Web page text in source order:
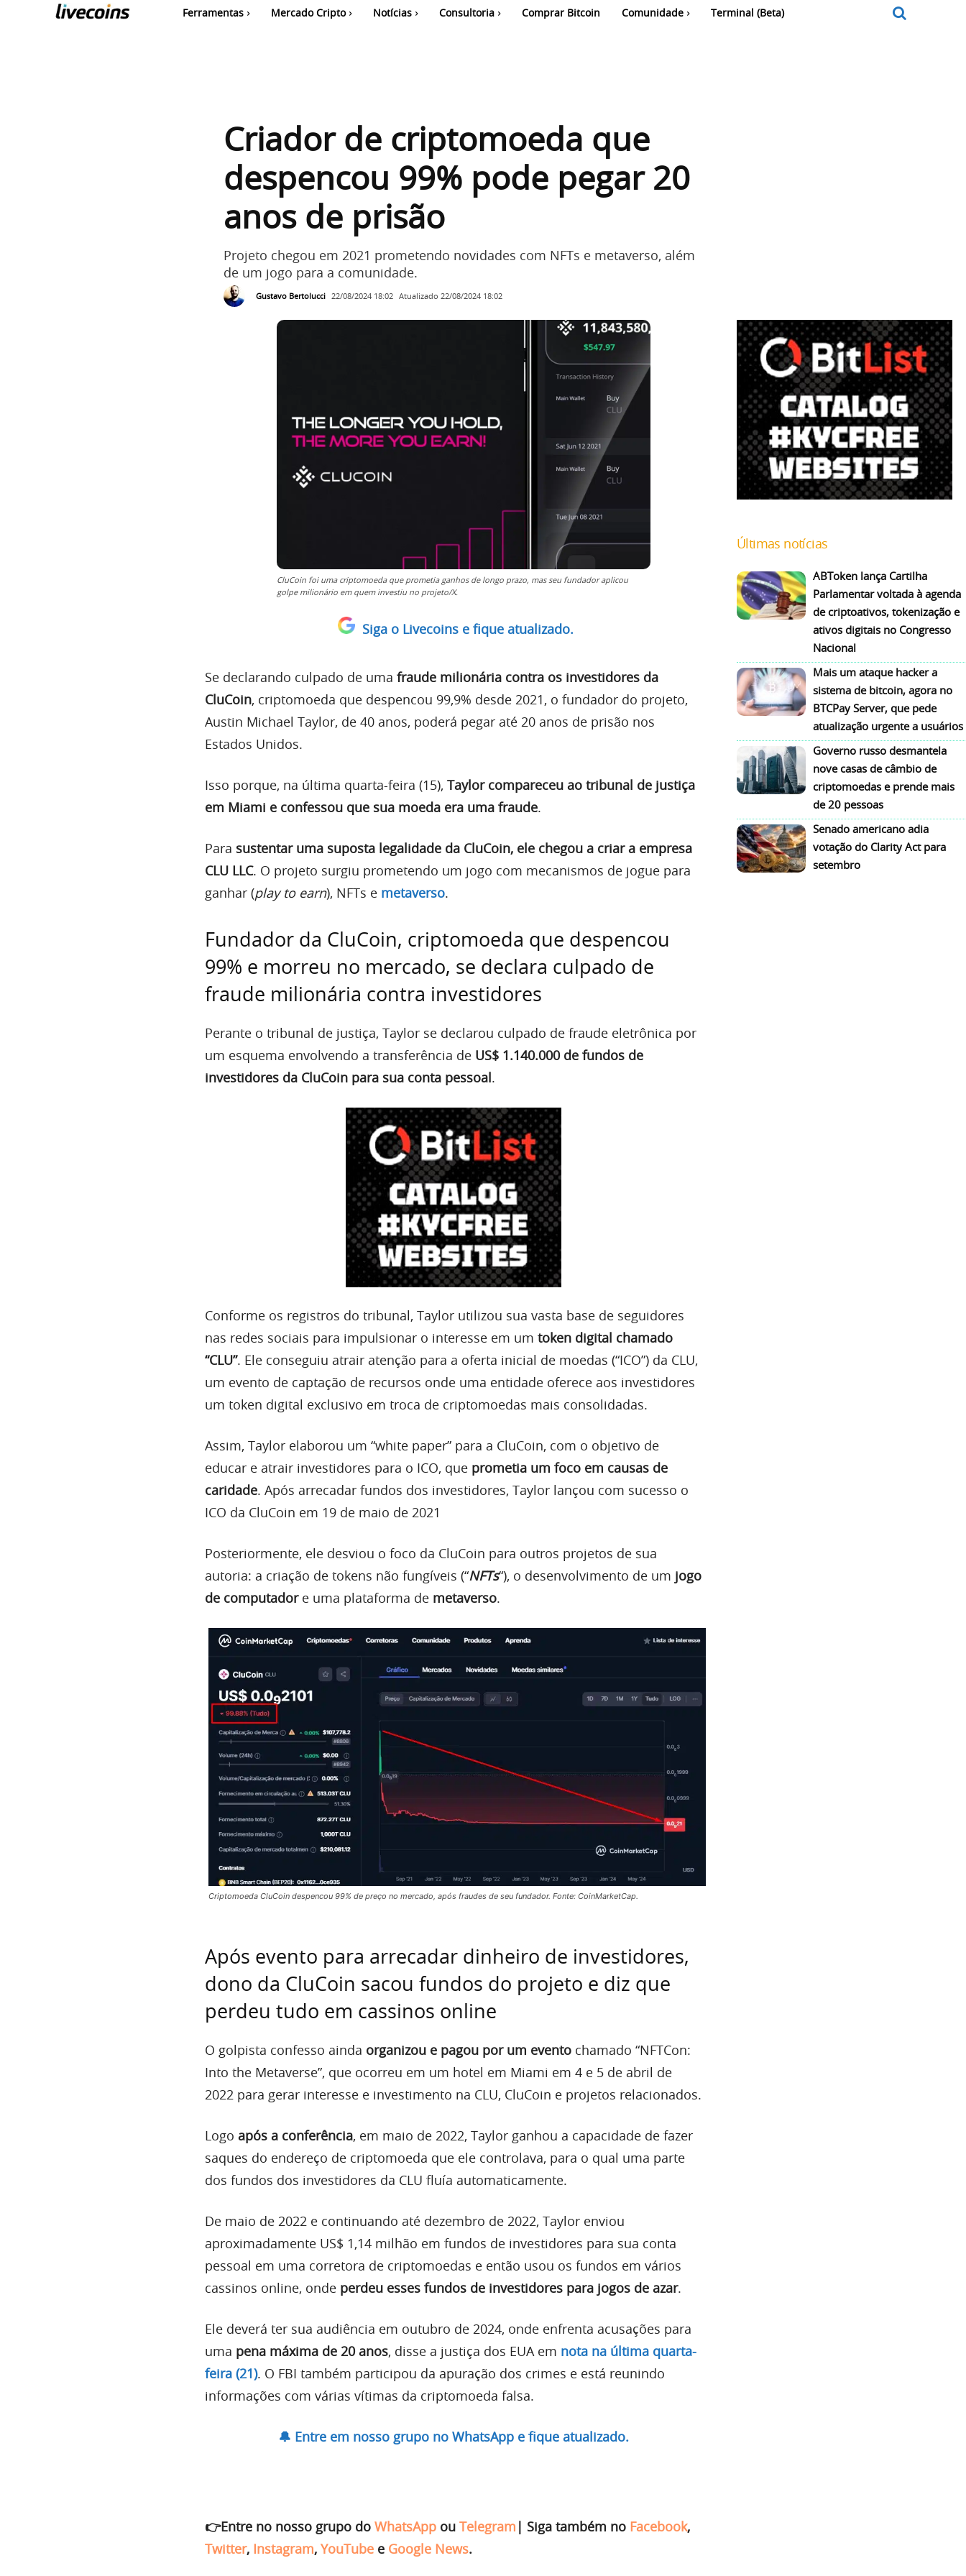
Ferramentas Mercado Cripto Notícias Consultoria Comprar Bitcoin Comunidade Terminal (Beta)
Criador de criptomoeda que
despencou 99% pode pegar 20
anos de prisão
Projeto chegou em 2021 prometendo novidades com NFTs e metaverso, além
de um jogo para a comunidade.
Gustavo Bertolucci 22/08/2024 18:02 Atualizado 22/08/2024 18:02
CluCoin foi uma criptomoeda que prometia ganhos de longo prazo, mas seu fundador aplicou
golpe milionário em quem investiu no projeto/X.
Siga o Livecoins e fique atualizado.
Se declarando culpado de uma fraude milionária contra os investidores da
CluCoin, criptomoeda que despencou 99,9% desde 2021, o fundador do projeto,
Austin Michael Taylor, de 40 anos, poderá pegar até 20 anos de prisão nos
Estados Unidos.
Isso porque, na última quarta-feira (15), Taylor compareceu ao tribunal de justiça
em Miami e confessou que sua moeda era uma fraude.
Para sustentar uma suposta legalidade da CluCoin, ele chegou a criar a empresa
CLU LLC. O projeto surgiu prometendo um jogo com mecanismos de jogue para
ganhar (play to earn), NFTs e metaverso.
Fundador da CluCoin, criptomoeda que despencou
99% e morreu no mercado, se declara culpado de
fraude milionária contra investidores
Perante o tribunal de justiça, Taylor se declarou culpado de fraude eletrônica por
um esquema envolvendo a transferência de US$ 1.140.000 de fundos de
investidores da CluCoin para sua conta pessoal.
Conforme os registros do tribunal, Taylor utilizou sua vasta base de seguidores
nas redes sociais para impulsionar o interesse em um token digital chamado
“CLU”. Ele conseguiu atrair atenção para a oferta inicial de moedas (“ICO”) da CLU,
um evento de captação de recursos onde uma entidade oferece aos investidores
um token digital exclusivo em troca de criptomoedas mais consolidadas.
Assim, Taylor elaborou um “white paper” para a CluCoin, com o objetivo de
educar e atrair investidores para o ICO, que prometia um foco em causas de
caridade. Após arrecadar fundos dos investidores, Taylor lançou com sucesso o
ICO da CluCoin em 19 de maio de 2021
Posteriormente, ele desviou o foco da CluCoin para outros projetos de sua
autoria: a criação de tokens não fungíveis (“NFTs“), o desenvolvimento de um jogo
de computadore uma plataforma de metaverso.
Criptomoeda CluCoin despencou 99% de preço no mercado, após fraudes de seu fundador. Fonte: CoinMarketCap.
Após evento para arrecadar dinheiro de investidores,
dono da CluCoin sacou fundos do projeto e diz que
perdeu tudo em cassinos online
O golpista confesso ainda organizou e pagou por um evento chamado “NFTCon:
Into the Metaverse”, que ocorreu em um hotel em Miami em 4 e 5 de abril de
2022 para gerar interesse e investimento na CLU, CluCoin e projetos relacionados.
Logo após a conferência, em maio de 2022, Taylor ganhou a capacidade de fazer
saques do endereço de criptomoeda que ele controlava, para o qual uma parte
dos fundos dos investidores da CLU fluía automaticamente.
De maio de 2022 e continuando até dezembro de 2022, Taylor enviou
aproximadamente US$ 1,14 milhão em fundos de investidores para sua conta
pessoal em uma corretora de criptomoedas e então usou os fundos em vários
cassinos online, onde perdeu esses fundos de investidores para jogos de azar.
Ele deverá ter sua audiência em outubro de 2024, onde enfrenta acusações para
uma pena máxima de 20 anos, disse a justiça dos EUA em nota na última quarta-
feira (21). O FBI também participou da apuração dos crimes e está reunindo
informações com várias vítimas da criptomoeda falsa.
🔔 Entre em nosso grupo no WhatsApp e fique atualizado.
👉Entre no nosso grupo do WhatsApp ou Telegram | Siga também no Facebook,
Twitter, Instagram, YouTube e Google News.
Últimas notícias
ABToken lança Cartilha
Parlamentar voltada à agenda
de criptoativos, tokenização e
ativos digitais no Congresso
Nacional
Mais um ataque hacker a
sistema de bitcoin, agora no
BTCPay Server, que pede
atualização urgente a usuários
Governo russo desmantela
nove casas de câmbio de
criptomoedas e prende mais
de 20 pessoas
Senado americano adia
votação do Clarity Act para
setembro